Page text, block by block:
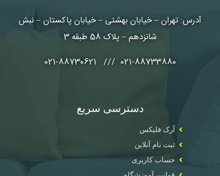
آدرس: تهران – خیابان بهشتی – خیابان پاکستان – نبش
شانزدهم – پلاک 58 طبقه 3
021-88733880 /// 021-88730621
دسترسی سریع
آرک فلیکس
ثبت نام آنلاین
حساب کاربری